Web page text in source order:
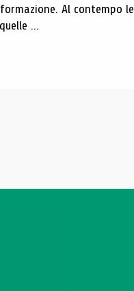
Al contempo le
...